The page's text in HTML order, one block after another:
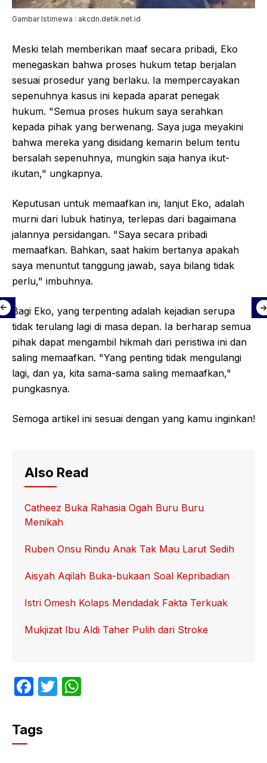
Gambar Istimewa : akcdn.detik.net.id
Meski telah memberikan maaf secara pribadi, Eko
menegaskan bahwa proses hukum tetap berjalan
sesuai prosedur yang berlaku. Ia mempercayakan
sepenuhnya kasus ini kepada aparat penegak
hukum. "Semua proses hukum saya serahkan
kepada pihak yang berwenang. Saya juga meyakini
bahwa mereka yang disidang kemarin belum tentu
bersalah sepenuhnya, mungkin saja hanya ikut-
ikutan," ungkapnya.
Keputusan untuk memaafkan ini, lanjut Eko, adalah
murni dari lubuk hatinya, terlepas dari bagaimana
jalannya persidangan. "Saya secara pribadi
memaafkan. Bahkan, saat hakim bertanya apakah
saya menuntut tanggung jawab, saya bilang tidak
perlu," imbuhnya.
Bagi Eko, yang terpenting adalah kejadian serupa
tidak terulang lagi di masa depan. Ia berharap semua
pihak dapat mengambil hikmah dari peristiwa ini dan
saling memaafkan. "Yang penting tidak mengulangi
lagi, dan ya, kita sama-sama saling memaafkan,"
pungkasnya.
Semoga artikel ini sesuai dengan yang kamu inginkan!
Also Read
Catheez Buka Rahasia Ogah Buru Buru
Menikah
Ruben Onsu Rindu Anak Tak Mau Larut Sedih
Aisyah Aqilah Buka-bukaan Soal Kepribadian
Istri Omesh Kolaps Mendadak Fakta Terkuak
Mukjizat Ibu Aldi Taher Pulih dari Stroke
F
c
e
T
Tags